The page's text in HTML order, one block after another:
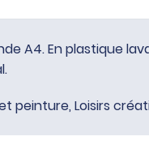
A4. En plastique
peinture, Loisirs